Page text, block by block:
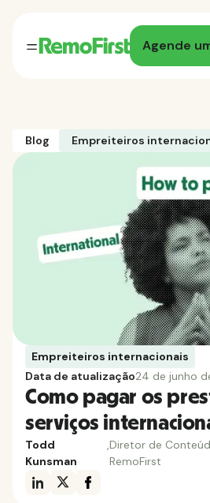
Agende
Blog Empreiteiros
Empreiteiros internacionais
Data de atualização24 de junho
Como pagar os
serviços
Todd
Kunsman
Diretor de
RemoFirst